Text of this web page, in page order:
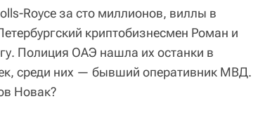
Royce за сто миллионов, виллы в
криптобизнесмен Роман и
Полиция ОАЭ нашла их останки в
среди них — бывший оперативник МВД.
Новак?